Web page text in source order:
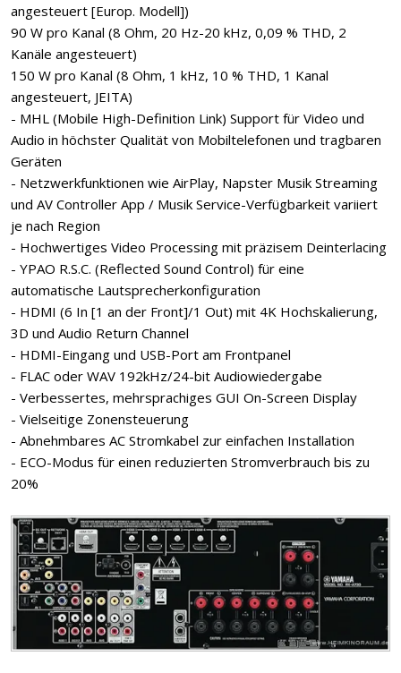
angesteuert [Europ. Modell])
90 W pro Kanal (8 Ohm, 20 Hz-20 kHz, 0,09 % THD, 2
Kanäle angesteuert)
150 W pro Kanal (8 Ohm, 1 kHz, 10 % THD, 1 Kanal
angesteuert, JEITA)
- MHL (Mobile High-Definition Link) Support für Video und
Audio in höchster Qualität von Mobiltelefonen und tragbaren
Geräten
- Netzwerkfunktionen wie AirPlay, Napster Musik Streaming
und AV Controller App / Musik Service-Verfügbarkeit variiert
je nach Region
- Hochwertiges Video Processing mit präzisem Deinterlacing
- YPAO R.S.C. (Reflected Sound Control) für eine
automatische Lautsprecherkonfiguration
- HDMI (6 In [1 an der Front]/1 Out) mit 4K Hochskalierung,
3D und Audio Return Channel
- HDMI-Eingang und USB-Port am Frontpanel
- FLAC oder WAV 192kHz/24-bit Audiowiedergabe
- Verbessertes, mehrsprachiges GUI On-Screen Display
- Vielseitige Zonensteuerung
- Abnehmbares AC Stromkabel zur einfachen Installation
- ECO-Modus für einen reduzierten Stromverbrauch bis zu
20%